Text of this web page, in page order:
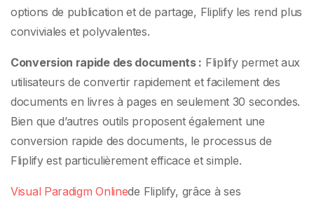
options de publication et de partage, Fliplify les rend plus
conviviales et polyvalentes.
Conversion rapide des documents : Fliplify permet aux
utilisateurs de convertir rapidement et facilement des
documents en livres à pages en seulement 30 secondes.
Bien que d’autres outils proposent également une
conversion rapide des documents, le processus de
Fliplify est particulièrement efficace et simple.
Visual Paradigm Onlinede Fliplify, grâce à ses